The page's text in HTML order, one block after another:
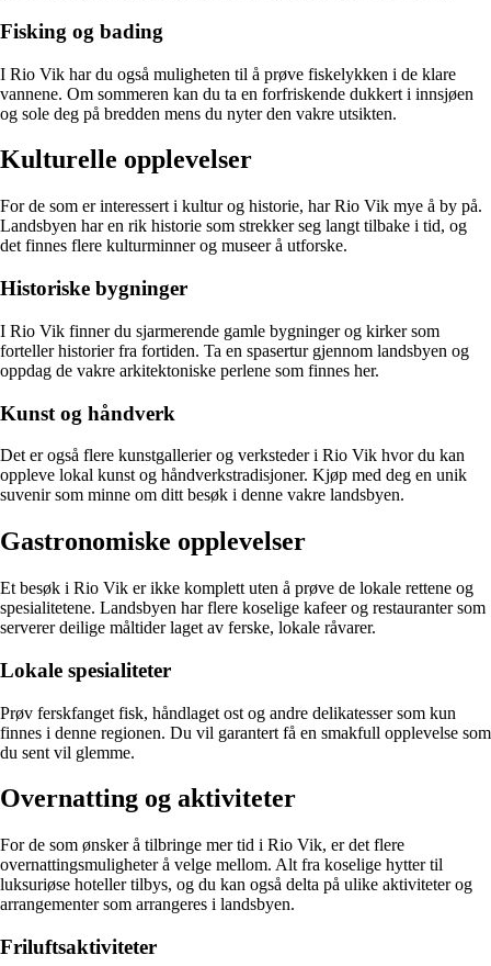
Fisking og bading
I Rio Vik har du også muligheten til å prøve fiskelykken i de klare
vannene. Om sommeren kan du ta en forfriskende dukkert i innsjøen
og sole deg på bredden mens du nyter den vakre utsikten.
Kulturelle opplevelser
For de som er interessert i kultur og historie, har Rio Vik mye å by på.
Landsbyen har en rik historie som strekker seg langt tilbake i tid, og
det finnes flere kulturminner og museer å utforske.
Historiske bygninger
I Rio Vik finner du sjarmerende gamle bygninger og kirker som
forteller historier fra fortiden. Ta en spasertur gjennom landsbyen og
oppdag de vakre arkitektoniske perlene som finnes her.
Kunst og håndverk
Det er også flere kunstgallerier og verksteder i Rio Vik hvor du kan
oppleve lokal kunst og håndverkstradisjoner. Kjøp med deg en unik
suvenir som minne om ditt besøk i denne vakre landsbyen.
Gastronomiske opplevelser
Et besøk i Rio Vik er ikke komplett uten å prøve de lokale rettene og
spesialitetene. Landsbyen har flere koselige kafeer og restauranter som
serverer deilige måltider laget av ferske, lokale råvarer.
Lokale spesialiteter
Prøv ferskfanget fisk, håndlaget ost og andre delikatesser som kun
finnes i denne regionen. Du vil garantert få en smakfull opplevelse som
du sent vil glemme.
Overnatting og aktiviteter
For de som ønsker å tilbringe mer tid i Rio Vik, er det flere
overnattingsmuligheter å velge mellom. Alt fra koselige hytter til
luksuriøse hoteller tilbys, og du kan også delta på ulike aktiviteter og
arrangementer som arrangeres i landsbyen.
Friluftsaktiviteter